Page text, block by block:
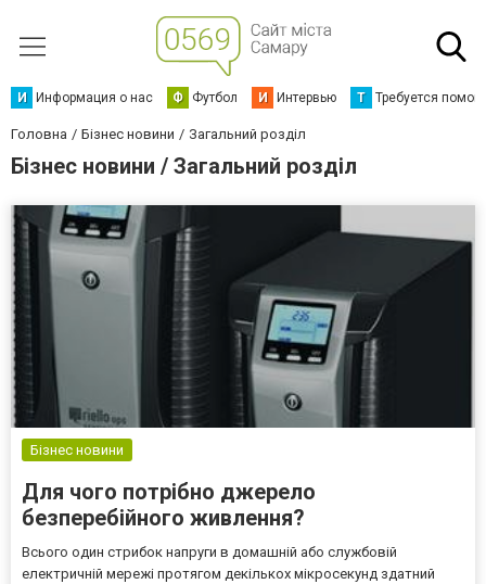
И Информация о нас Ф Футбол И Интервью Т Требуется
Головна Бізнес новини Загальний розділ
Бізнес новини / Загальний розділ
Бізнес новини
Для чого потрібно джерело
безперебійного живлення?
Всього один стрибок напруги в домашній або службовій
електричній мережі протягом декількох мікросекунд здатний